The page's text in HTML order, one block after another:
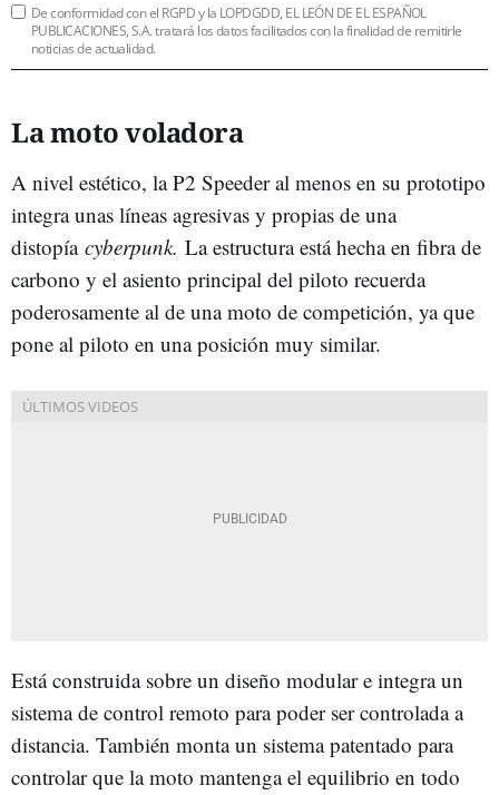
De conformidad con el RGPD y la LOPDGDD, EL LEÓN DE EL ESPAÑOL
PUBLICACIONES, S.A. tratará los datos facilitados con la finalidad de remitirle
noticias de actualidad.
La moto voladora
A nivel estético, la P2 Speeder al menos en su prototipo
integra unas líneas agresivas y propias de una
distopía cyberpunk. La estructura está hecha en fibra de
carbono y el asiento principal del piloto recuerda
poderosamente al de una moto de competición, ya que
pone al piloto en una posición muy similar.
Está construida sobre un diseño modular e integra un
sistema de control remoto para poder ser controlada a
distancia. También monta un sistema patentado para
controlar que la moto mantenga el equilibrio en todo